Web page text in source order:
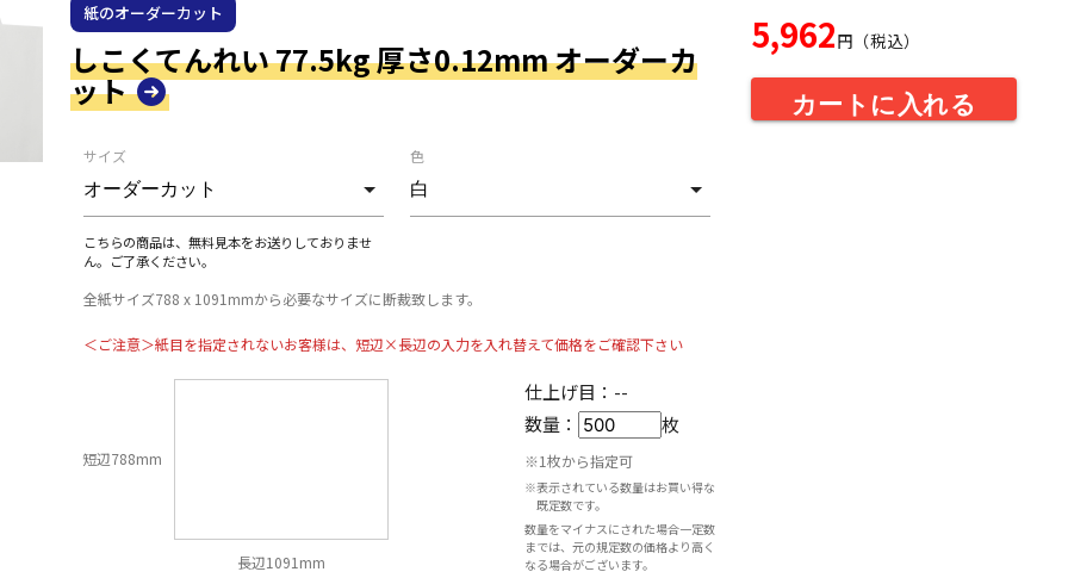
紙のオーダーカット
しこくてんれい 77.5kg 厚さ0.12mm オーダーカ
ット
サイズ
こちらの商品は、無料見本をお送りしておりませ
ん。ご了承ください。
色
全紙サイズ788 x 1091mmから必要なサイズに断裁致します。
＜ご注意＞紙目を指定されないお客様は、短辺×長辺の入力を入れ替えて価格をご確認下さい
短辺788mm
長辺1091mm
仕上げ目： --
数量：
枚
※1枚から指定可
※表示されている数量はお買い得な
既定数です。
数量をマイナスにされた場合一定数
までは、元の規定数の価格より高く
なる場合がございます。
5,962円（税込）
カートに入れる